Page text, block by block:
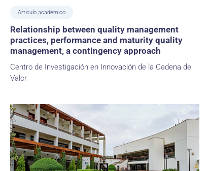
Artículo académico
Relationship between quality management
practices, performance and maturity quality
management, a contingency approach
Centro de Investigación en Innovación de la Cadena de
Valor